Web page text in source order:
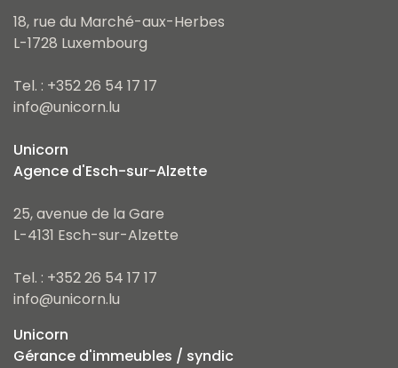
18, rue du Marché-aux-Herbes
L-1728 Luxembourg
Tel. : +352 26 54 17 17
info@unicorn.lu
Unicorn
Agence d'Esch-sur-Alzette
25, avenue de la Gare
L-4131 Esch-sur-Alzette
Tel. : +352 26 54 17 17
info@unicorn.lu
Unicorn
Gérance d'immeubles / syndic